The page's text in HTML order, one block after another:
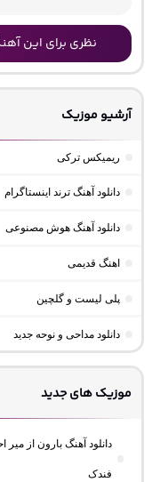
نظری برای این
آرشیو موزیک
ریمیکس ترکی
دانلود آهنگ ترند اینستاگرام
دانلود آهنگ هوش مصنوعی
اهنگ قدیمی
پلی لیست و گلچین
دانلود مداحی و نوحه جدید
موزیک های جدید
دانلود آهنگ بارون از میر
فندک